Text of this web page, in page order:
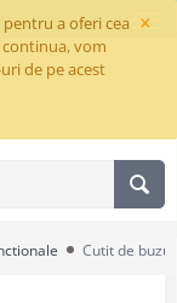
×
a oferi cea
vom
de pe acest
Cutit de